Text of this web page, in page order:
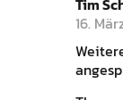
16.